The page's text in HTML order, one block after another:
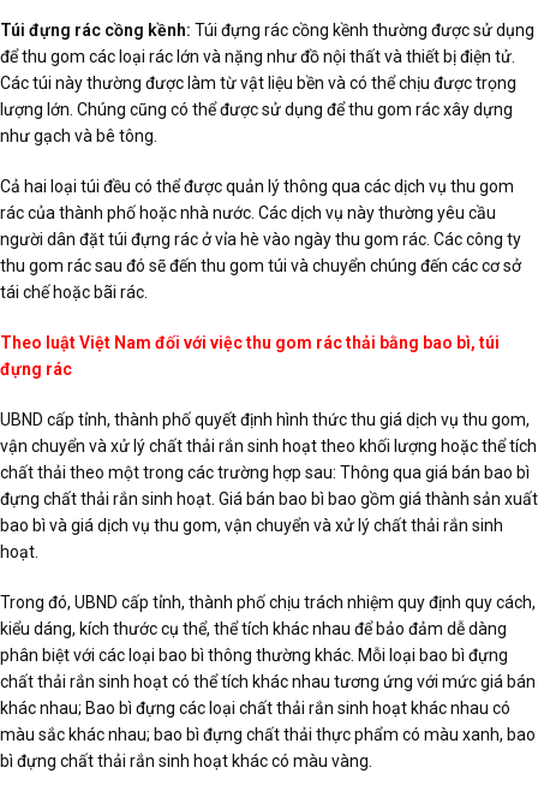
Túi đựng rác cồng kềnh: Túi đựng rác cồng kềnh thường được sử dụng
để thu gom các loại rác lớn và nặng như đồ nội thất và thiết bị điện tử.
Các túi này thường được làm từ vật liệu bền và có thể chịu được trọng
lượng lớn. Chúng cũng có thể được sử dụng để thu gom rác xây dựng
như gạch và bê tông.
Cả hai loại túi đều có thể được quản lý thông qua các dịch vụ thu gom
rác của thành phố hoặc nhà nước. Các dịch vụ này thường yêu cầu
người dân đặt túi đựng rác ở vỉa hè vào ngày thu gom rác. Các công ty
thu gom rác sau đó sẽ đến thu gom túi và chuyển chúng đến các cơ sở
tái chế hoặc bãi rác.
Theo luật Việt Nam đối với việc thu gom rác thải bằng bao bì, túi
đựng rác
UBND cấp tỉnh, thành phố quyết định hình thức thu giá dịch vụ thu gom,
vận chuyển và xử lý chất thải rắn sinh hoạt theo khối lượng hoặc thể tích
chất thải theo một trong các trường hợp sau: Thông qua giá bán bao bì
đựng chất thải rắn sinh hoạt. Giá bán bao bì bao gồm giá thành sản xuất
bao bì và giá dịch vụ thu gom, vận chuyển và xử lý chất thải rắn sinh
hoạt.
Trong đó, UBND cấp tỉnh, thành phố chịu trách nhiệm quy định quy cách,
kiểu dáng, kích thước cụ thể, thể tích khác nhau để bảo đảm dễ dàng
phân biệt với các loại bao bì thông thường khác. Mỗi loại bao bì đựng
chất thải rắn sinh hoạt có thể tích khác nhau tương ứng với mức giá bán
khác nhau; Bao bì đựng các loại chất thải rắn sinh hoạt khác nhau có
màu sắc khác nhau; bao bì đựng chất thải thực phẩm có màu xanh, bao
bì đựng chất thải rắn sinh hoạt khác có màu vàng.